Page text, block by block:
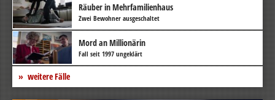
Räuber in Mehrfamilienhaus
Zwei Bewohner ausgeschaltet
Mord an Millionärin
Fall seit 1997 ungeklärt
weitere Fälle